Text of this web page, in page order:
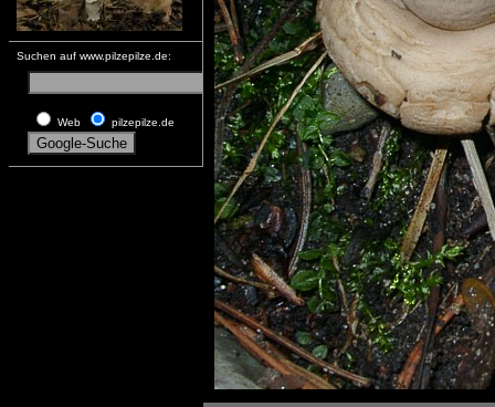
Suchen auf www.pilzepilze.de:
Web pilzepilze.de